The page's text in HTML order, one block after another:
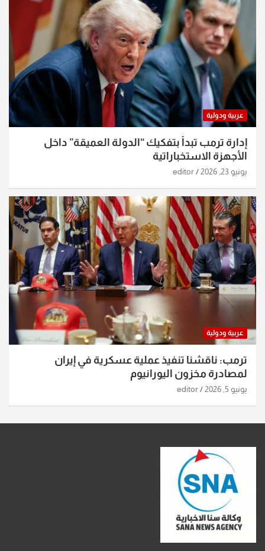
عربية ودولية
إدارة ترمب تبدأ بتفكيك “الدولة العميقة” داخل
الأجهزة الاستخباراتية
يونيو 23, 2026 editor
عربية ودولية
ترمب: ناقشنا تنفيذ عملية عسكرية في إيران
لمصادرة مخزون اليورانيوم
يونيو 5, 2026 editor